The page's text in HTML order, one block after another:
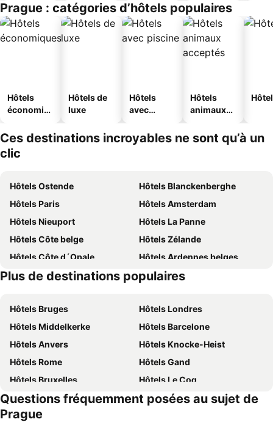
Prague : catégories d’hôtels populaires
Hôtels
économiq
Hôtels de
luxe
Hôtels
avec
Hôtels
animaux
Ces destinations incroyables ne sont qu’à un
clic
Hôtels Ostende
Hôtels Blanckenberghe
Hôtels Paris
Hôtels Amsterdam
Hôtels Nieuport
Hôtels La Panne
Hôtels Côte belge
Hôtels Zélande
Hôtels Côte d´Opale
Hôtels Ardennes belges
Hôtels Belgique
Hôtels Majorque
Plus de destinations populaires
Hôtels Bruges
Hôtels Londres
Hôtels Middelkerke
Hôtels Barcelone
Hôtels Anvers
Hôtels Knocke-Heist
Hôtels Rome
Hôtels Gand
Hôtels Bruxelles
Hôtels Le Coq
Hôtels Rotterdam
Hôtels Hasselt
Hôtels Le Touquet-Paris-Plage
Questions fréquemment posées au sujet de
Prague